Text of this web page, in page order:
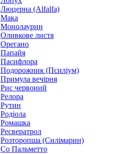
Люцерна (Alfalfa)
Мака
Монолаурин
Оливкове листя
Орегано
Папайя
Пасифлора
Подорожник (Псиліум)
Примула вечірня
Рис червоний
Релора
Рутин
Родіола
Ромашка
Ресвератрол
Розторопша (Силімарин)
Со Пальметто